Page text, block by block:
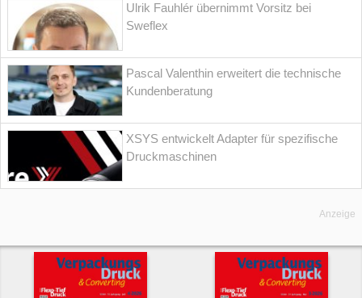
Ulrik Fauhlér übernimmt Vorsitz bei
Sweflex
Pascal Valenthin erweitert die technische
Kundenberatung
XSYS entwickelt Adapter für spezifische
Druckmaschinen
Anzeige